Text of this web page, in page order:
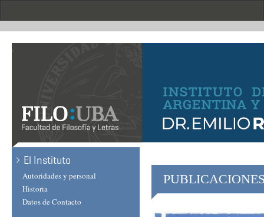
.
El Instituto
Autoridades y personal
Historia
Datos de Contacto